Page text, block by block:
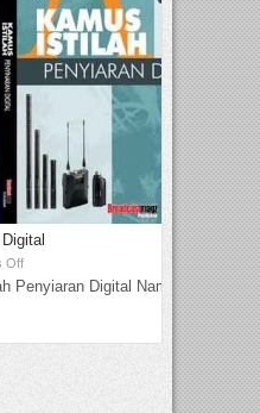
Off
Penyiaran Digital Nama